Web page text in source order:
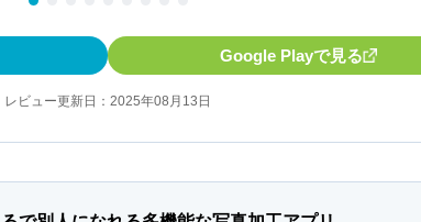
Google Playで見る
レビュー更新日：2025年08月13日